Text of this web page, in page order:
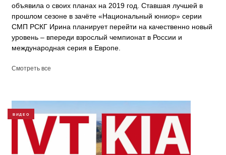
объявила о своих планах на 2019 год. Ставшая лучшей в
прошлом сезоне в зачёте «Национальный юниор» серии
СМП РСКГ Ирина планирует перейти на качественно новый
уровень – впереди взрослый чемпионат в России и
международная серия в Европе.
Смотреть все
ВИДЕО